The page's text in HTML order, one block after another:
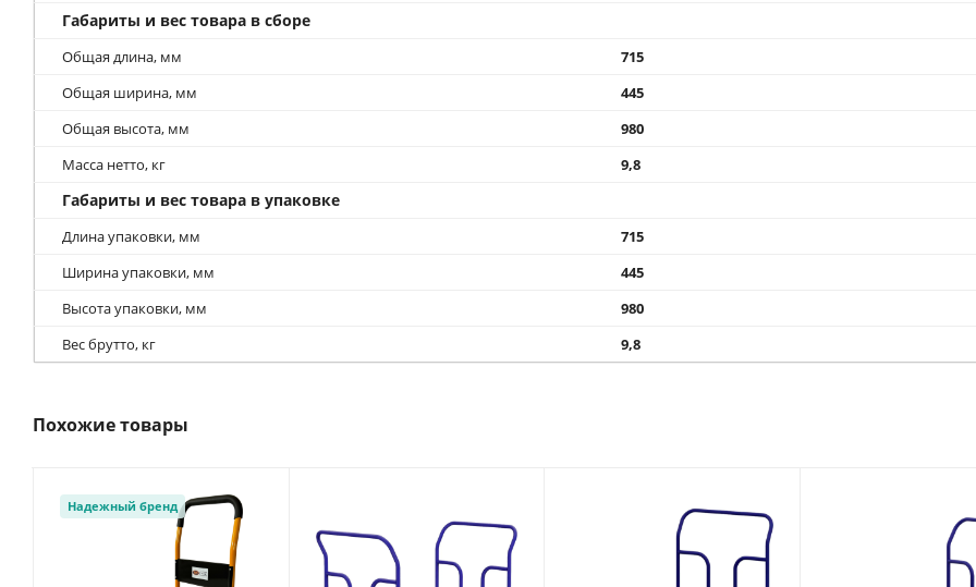
Габариты и вес товара в сборе
Общая длина, мм
715
Общая ширина, мм
445
Общая высота, мм
980
Масса нетто, кг
9,8
Габариты и вес товара в упаковке
Длина упаковки, мм
715
Ширина упаковки, мм
445
Высота упаковки, мм
980
Вес брутто, кг
9,8
Похожие товары
Надежный бренд